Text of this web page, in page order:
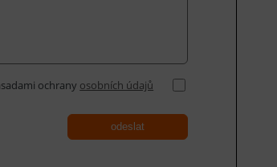
ochrany osobních údajů
odeslat